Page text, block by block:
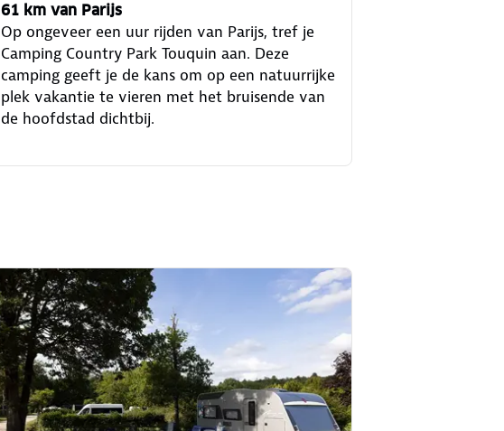
61 km van Parijs
Op ongeveer een uur rijden van Parijs, tref je
Camping Country Park Touquin aan. Deze
camping geeft je de kans om op een natuurrijke
plek vakantie te vieren met het bruisende van
de hoofdstad dichtbij.